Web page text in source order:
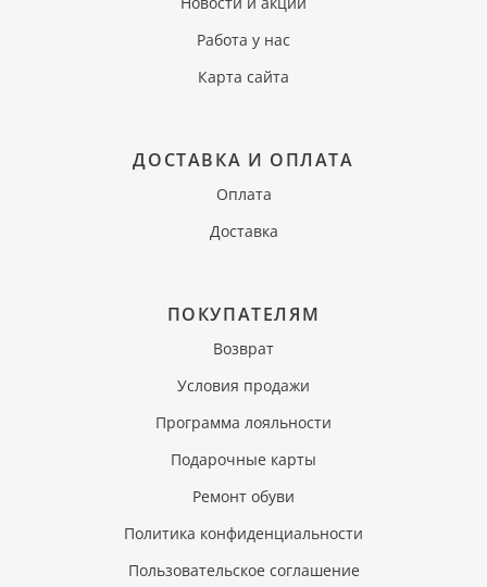
Работа у нас
Карта сайта
ДОСТАВКА И ОПЛАТА
Оплата
Доставка
ПОКУПАТЕЛЯМ
Возврат
Условия продажи
Программа лояльности
Подарочные карты
Ремонт обуви
Политика конфиденциальности
Пользовательское соглашение